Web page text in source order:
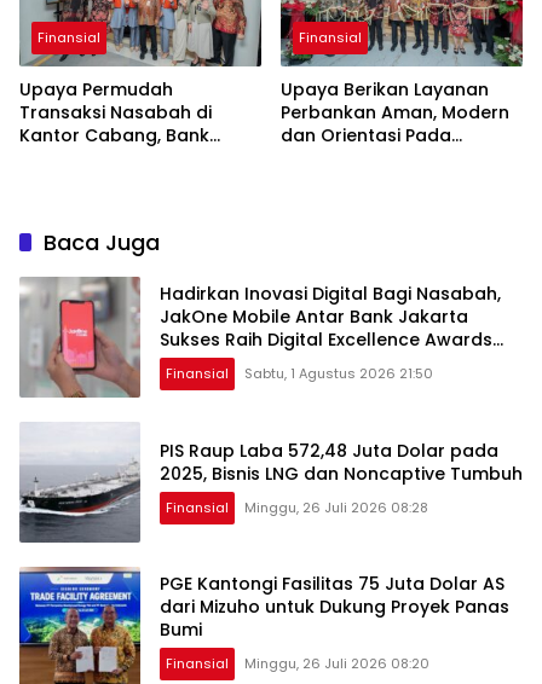
Finansial
Upaya Permudah
Transaksi Nasabah di
Kantor Cabang, Bank
Finansial
Upaya Berikan Layanan
Perbankan Aman, Modern
dan Orientasi Pada
Baca Juga
Hadirkan Inovasi Digital Bagi Nasabah,
JakOne Mobile Antar Bank Jakarta
Sukses Raih Digital Excellence Awards
2026
Finansial Sabtu, 1 Agustus 2026 21:50
PIS Raup Laba 572,48 Juta Dolar pada
2025, Bisnis LNG dan Noncaptive Tumbuh
Finansial Minggu, 26 Juli 2026 08:28
PGE Kantongi Fasilitas 75 Juta Dolar AS
dari Mizuho untuk Dukung Proyek Panas
Bumi
Finansial Minggu, 26 Juli 2026 08:20